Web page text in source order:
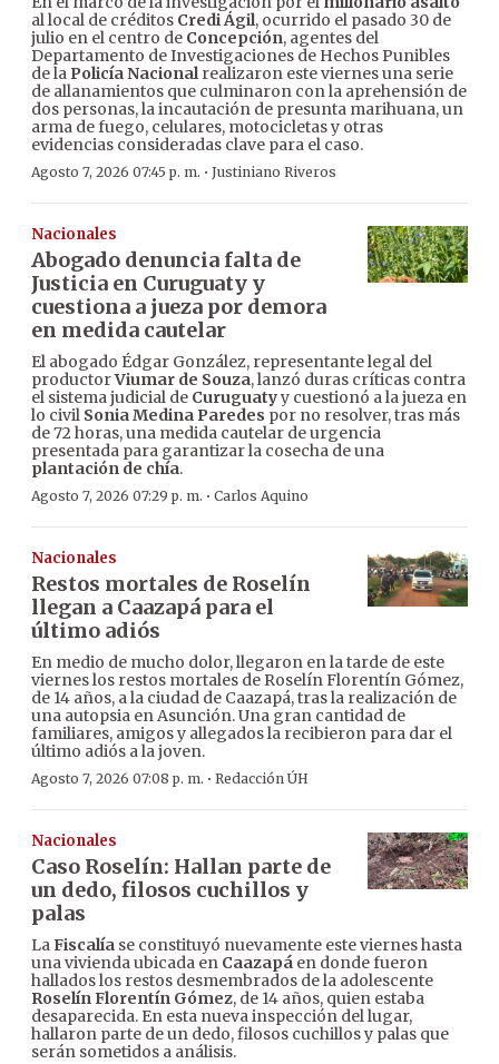
al local de créditos Credi Ágil, ocurrido el pasado 30 de
julio en el centro de Concepción, agentes del
Departamento de Investigaciones de Hechos Punibles
de la Policía Nacionalrealizaron este viernes una serie
de allanamientos que culminaron con la aprehensión de
dos personas, la incautación de presunta marihuana, un
arma de fuego, celulares, motocicletas y otras
evidencias consideradas clave para el caso.
Agosto 7, 2026 07:45 p. m. · Justiniano Riveros
Nacionales
Abogado denuncia falta de
Justicia en Curuguaty y
cuestiona a jueza por demora
en medida cautelar
El abogado Édgar González, representante legal del
productorViumar de Souza, lanzó duras críticas contra
el sistema judicial de Curuguatyy cuestionó a la jueza en
lo civil Sonia Medina Paredes por no resolver, tras más
de 72 horas, una medida cautelar de urgencia
presentada para garantizar la cosecha de una
plantación de chía.
Agosto 7, 2026 07:29 p. m. · Carlos Aquino
Nacionales
Restos mortales de Roselín
llegan a Caazapá para el
último adiós
En medio de mucho dolor, llegaron en la tarde de este
viernes los restos mortales de Roselín Florentín Gómez,
de 14 años, a la ciudad de Caazapá, tras la realización de
una autopsia en Asunción. Una gran cantidad de
familiares, amigos y allegados la recibieron para dar el
último adiós a la joven.
Agosto 7, 2026 07:08 p. m. · Redacción ÚH
Nacionales
Caso Roselín: Hallan parte de
un dedo, filosos cuchillos y
palas
LaFiscalía se constituyó nuevamente este viernes hasta
una vivienda ubicada en Caazapá en donde fueron
hallados los restos desmembrados de la adolescente
Roselín Florentín Gómez, de 14 años, quien estaba
desaparecida. En esta nueva inspección del lugar,
hallaron parte de un dedo, filosos cuchillos y palas que
serán sometidos a análisis.